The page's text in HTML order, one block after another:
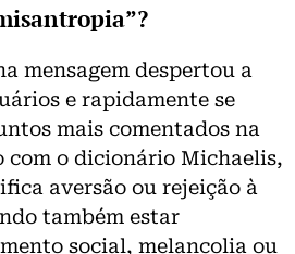
mensagem despertou a
e rapidamente se
mais comentados na
com o dicionário Michaelis,
aversão ou rejeição à
também estar
social, melancolia ou